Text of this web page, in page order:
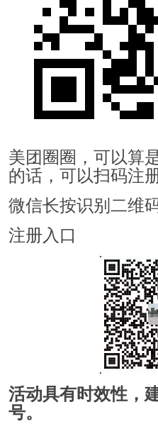
美团圈圈，可以算
的话，可以扫码注
微信长按识别二维
注册入口
活动具有时效性，
号。